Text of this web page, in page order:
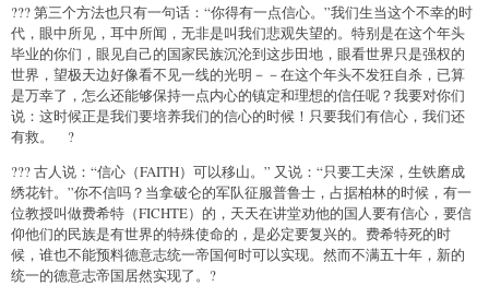
??? 第三个方法也只有一句话：“你得有一点信心。”我们生当这个不幸的时
代，眼中所见，耳中所闻，无非是叫我们悲观失望的。特别是在这个年头
毕业的你们，眼见自己的国家民族沉沦到这步田地，眼看世界只是强权的
世界，望极天边好像看不见一线的光明－－在这个年头不发狂自杀，已算
是万幸了，怎么还能够保持一点内心的镇定和理想的信任呢？我要对你们
说：这时候正是我们要培养我们的信心的时候！只要我们有信心，我们还
有救。 ?
??? 古人说：“信心（FAITH）可以移山。” 又说：“只要工夫深，生铁磨成
绣花针。”你不信吗？当拿破仑的军队征服普鲁士，占据柏林的时候，有一
位教授叫做费希特（FICHTE）的，天天在讲堂劝他的国人要有信心，要信
仰他们的民族是有世界的特殊使命的，是必定要复兴的。费希特死的时
候，谁也不能预料德意志统一帝国何时可以实现。然而不满五十年，新的
统一的德意志帝国居然实现了。?